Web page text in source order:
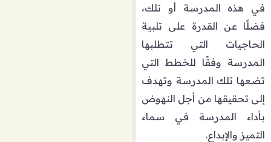
في هذه المدرسة أو تلك،
فضلًا عن القدرة على تلبية
الحاجيات التي تتطلبها
المدرسة وفقًا للخطط التي
تضعها تلك المدرسة وتهدف
إلى تحقيقها من أجل النهوض
بأداء المدرسة في سماء
التميز والإبداع.